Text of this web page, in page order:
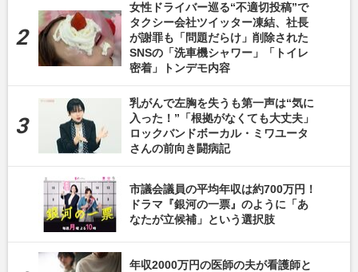
女性ドライバー巡る“不適切投稿”で
タクシー会社ツイッター凍結、社長
が謝罪も「問題だらけ」削除された
SNSの「洗車機シャワー」「トイレ
密着」トンデモ内容
乳がんで左胸を失うも第一声は“気に
入った！”「根拠がなくても大丈夫」
ロックバンドボーカル・ミワユータ
さんの前向き闘病記
市議会議員の平均年収は約700万円！
ドラマ『銀河の一票』のように「あ
なたが立候補」という選択肢
年収2000万円の医師の夫が看護師と